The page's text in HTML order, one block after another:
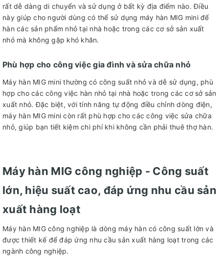
rất dễ dàng di chuyển và sử dụng ở bất kỳ địa điểm nào. Điều
này giúp cho người dùng có thể sử dụng máy hàn MIG mini để
hàn các sản phẩm nhỏ tại nhà hoặc trong các cơ sở sản xuất
nhỏ mà không gặp khó khăn.
Phù hợp cho công việc gia đình và sửa chữa nhỏ
Máy hàn MIG mini thường có công suất nhỏ và dễ sử dụng, phù
hợp cho các công việc hàn nhỏ tại nhà hoặc trong các cơ sở sản
xuất nhỏ. Đặc biệt, với tính năng tự động điều chỉnh dòng điện,
máy hàn MIG mini còn rất phù hợp cho các công việc sửa chữa
nhỏ, giúp bạn tiết kiệm chi phí khi không cần phải thuê thợ hàn.
Máy hàn MIG công nghiệp - Công suất
lớn, hiệu suất cao, đáp ứng nhu cầu sản
xuất hàng loạt
Máy hàn MIG công nghiệp là dòng máy hàn có công suất lớn và
được thiết kế để đáp ứng nhu cầu sản xuất hàng loạt trong các
ngành công nghiệp.